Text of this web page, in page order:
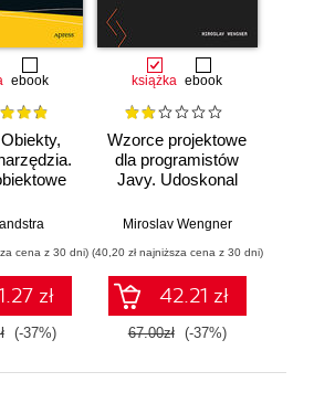
ebook
PHP,
VI
cena z 30 dni)
zł
(-37%)
książka ebook
Wzorce projektowe
dla programistów
Javy. Udoskonal
projektowania
Miroslav Wengner
(40,20 zł najniższa cena z 30 dni)
42.21 zł
67.00zł (-37%)